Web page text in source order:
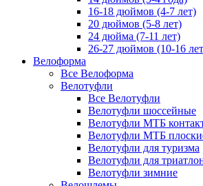
16-18 дюймов (4-7 лет)
20 дюймов (5-8 лет)
24 дюйма (7-11 лет)
26-27 дюймов (10-16
Велоформа
Все Велоформа
Велотуфли
Все Велотуфли
Велотуфли шоссейные
Велотуфли МТБ
Велотуфли МТБ
Велотуфли для туризма
Велотуфли для
Велотуфли зимние